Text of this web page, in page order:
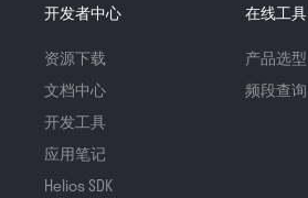
开发者中心
资源下载
文档中心
开发工具
应用笔记
Helios SDK
在线工具
产品选型
频段查询